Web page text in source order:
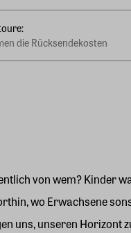
von wem? Kinder
wo Erwachsene
uns, unseren Horizont
die Rücksendekosten